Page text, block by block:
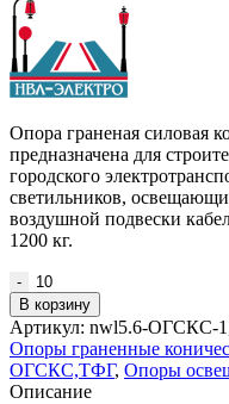
Опора граненая силовая
предназначена для
городского
светильников,
воздушной подвески
1200 кг.
Количество
товара
Опора
граненая
силовая
контактной
В корзину
Артикул: nwl5.6-ОГСКС-
Опоры граненные
ОГСКС,ТФГ, Опоры
Описание